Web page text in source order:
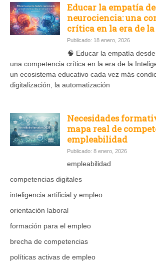
Educar la empatía
neurociencia: una
crítica en la era de
Publicado: 18 enero, 2026
🧠 Educar la empatía
una competencia crítica en la era de la
un ecosistema educativo cada vez más
digitalización, la automatización
Necesidades
mapa real de
empleabilidad
Publicado: 8 enero, 2026
empleabilidad
competencias digitales
inteligencia artificial y empleo
orientación laboral
formación para el empleo
brecha de competencias
políticas activas de empleo